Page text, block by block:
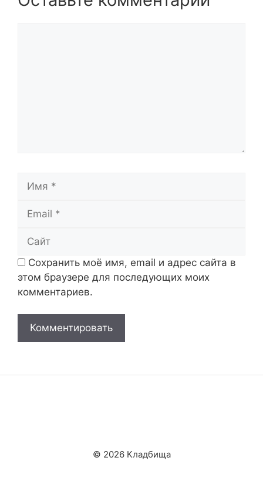
Сохранить моё имя, email и адрес сайта в
этом браузере для последующих моих
комментариев.
© 2026 Кладбища